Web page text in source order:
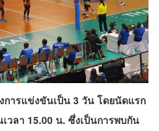
ารแข่งขันเป็น 3 วัน โดยนัดแรก
วลา 15.00 น. ซึ่งเป็นการพบกัน